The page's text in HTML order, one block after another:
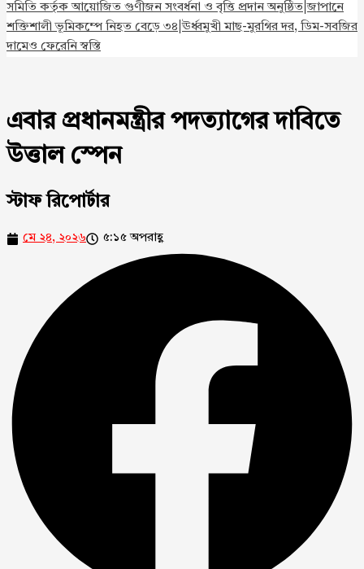
সমিতি কর্তৃক আয়োজিত গুণীজন সংবর্ধনা ও বৃত্তি প্রদান অনুষ্ঠিত |জাপানে
শক্তিশালী ভূমিকম্পে নিহত বেড়ে ৩৪ |ঊর্ধ্বমুখী মাছ-মুরগির দর, ডিম-সবজির
দামেও ফেরেনি স্বস্তি
এবার প্রধানমন্ত্রীর পদত্যাগের দাবিতে
উত্তাল স্পেন
স্টাফ রিপোর্টার
মে ২৪, ২০২৬ ৫:১৫ অপরাহ্ণ